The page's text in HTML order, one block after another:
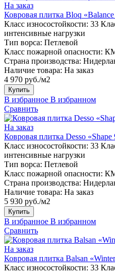
На заказ
Ковровая плитка Bloq
Класс износостойкости: 33
интенсивные нагрузки
Тип ворса: Петлевой
Класс пожарной опасности:
Страна производства:
Наличие товара: На заказ
4 970 руб./м2
Купить
В избранное В избранном
Сравнить
На заказ
Ковровая плитка Desso «Shape
Класс износостойкости: 33
интенсивные нагрузки
Тип ворса: Петлевой
Класс пожарной опасности:
Страна производства:
Наличие товара: На заказ
5 930 руб./м2
Купить
В избранное В избранном
Сравнить
На заказ
Ковровая плитка Balsan
Класс износостойкости: 33